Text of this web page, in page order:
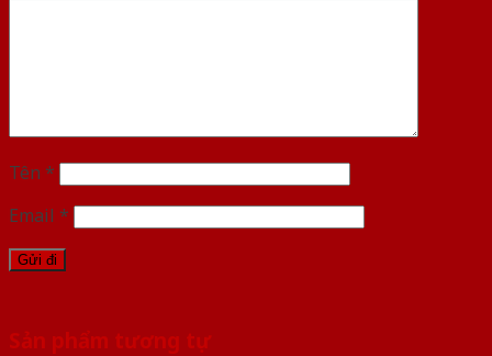
Tên *
Email *
Sản phẩm tương tự